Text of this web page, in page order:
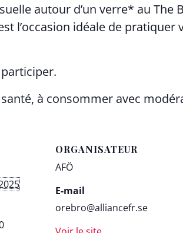
autour d’un verre* au The
l’occasion idéale de
participer.
à consommer avec
ORGANISATEUR
AFÖ
E-mail
orebro@alliancefr.se